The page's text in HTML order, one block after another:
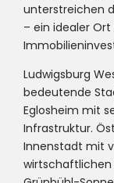
unterstreichen
– ein idealer
Ludwigsburg
bedeutende
Eglosheim mit
Infrastruktur.
Innenstadt mit
wirtschaftlichen